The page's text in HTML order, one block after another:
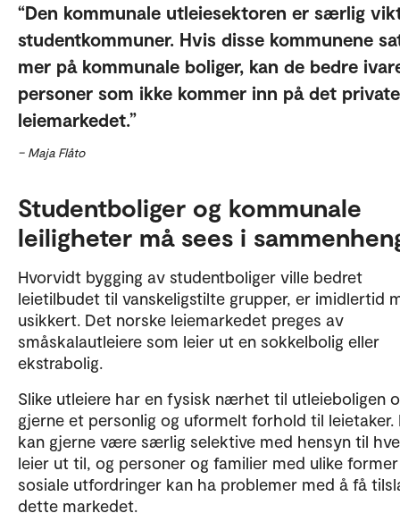
Den kommunale utleiesektoren er særlig
studentkommuner. Hvis disse kommunene
mer på kommunale boliger, kan de bedre
personer som ikke kommer inn på det private
leiemarkedet.
– Maja Flåto
Studentboliger og kommunale
leiligheter må sees i
Hvorvidt bygging av studentboliger ville bedret
leietilbudet til vanskeligstilte grupper, er imidlertid
usikkert. Det norske leiemarkedet preges av
småskalautleiere som leier ut en sokkelbolig eller
ekstrabolig.
Slike utleiere har en fysisk nærhet til utleieboligen
gjerne et personlig og uformelt forhold til leietaker.
kan gjerne være særlig selektive med hensyn til
leier ut til, og personer og familier med ulike
sosiale utfordringer kan ha problemer med å få
dette markedet.